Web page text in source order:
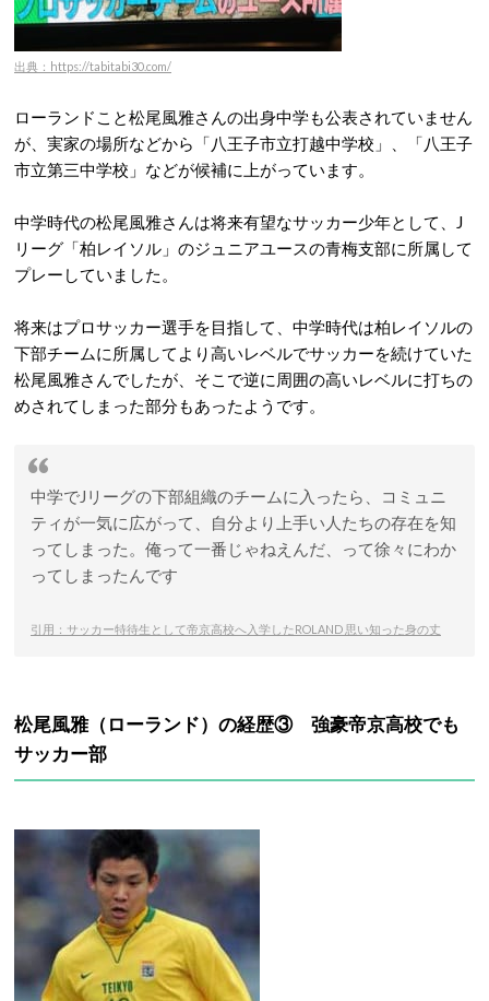
出典：https://tabitabi30.com/
ローランドこと松尾風雅さんの出身中学も公表されていません
が、実家の場所などから「八王子市立打越中学校」、「八王子
市立第三中学校」などが候補に上がっています。
中学時代の松尾風雅さんは将来有望なサッカー少年として、J
リーグ「柏レイソル」のジュニアユースの青梅支部に所属して
プレーしていました。
将来はプロサッカー選手を目指して、中学時代は柏レイソルの
下部チームに所属してより高いレベルでサッカーを続けていた
松尾風雅さんでしたが、そこで逆に周囲の高いレベルに打ちの
めされてしまった部分もあったようです。
中学でJリーグの下部組織のチームに入ったら、コミュニ
ティが一気に広がって、自分より上手い人たちの存在を知
ってしまった。俺って一番じゃねえんだ、って徐々にわか
ってしまったんです
引用：サッカー特待生として帝京高校へ入学したROLAND 思い知った身の丈
松尾風雅（ローランド）の経歴③ 強豪帝京高校でも
サッカー部